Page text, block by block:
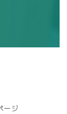
ージ